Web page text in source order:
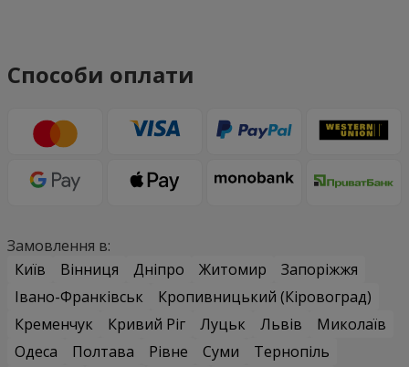
Способи оплати
Замовлення в:
Київ
Вінниця Дніпро Житомир
Запоріжжя
Івано-Франківськ
Кропивницький (Кіровоград)
Кременчук
Кривий Ріг Луцьк Львів
Миколаїв
Одеса
Полтава Рівне Суми
Тернопіль